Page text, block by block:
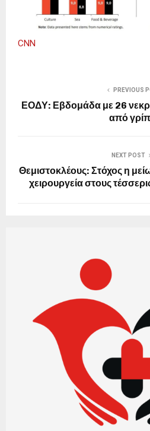
CNN
PREVIOUS
ΕΟΔΥ: Εβδομάδα με 26
από
NEXT POST
Θεμιστοκλέους: Στόχος η
χειρουργεία στους